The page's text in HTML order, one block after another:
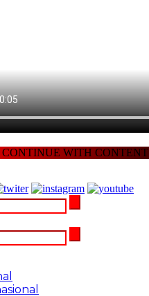
CONTINUE WITH CONTENT